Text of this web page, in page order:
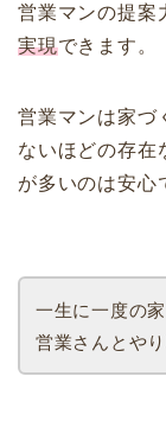
営業マンの提案
実現できます。
営業マンは家づ
ないほどの存在
が多いのは安心
一生に一度の
営業さんとや